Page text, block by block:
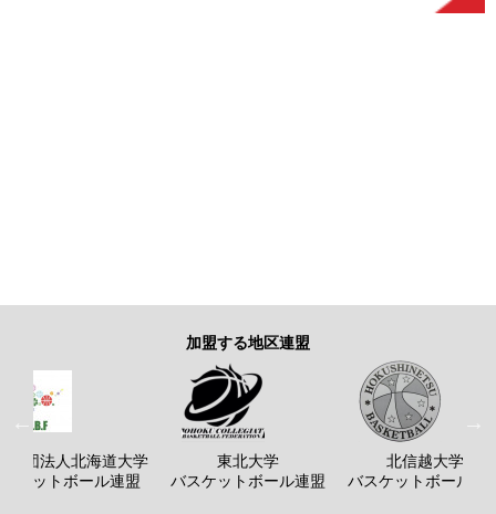
加盟する地区連盟
社団法人北海道大学
ケットボール連盟
東北大学
バスケットボール連盟
北信越大学
バスケットボール連